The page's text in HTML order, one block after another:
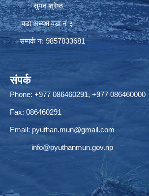
सुमन श्रेष्ठ
वडा अध्यक्ष वडा नं ३
सम्पर्क नं: 9857833681
संपर्क
Phone: +977 086460291, +977 086460000
Fax: 086460291
Email: pyuthan.mun@gmail.com
info@pyuthanmun.gov.np